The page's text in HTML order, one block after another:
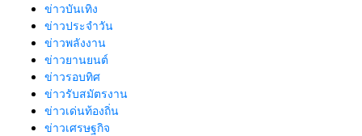
ข่าวบันเทิง
ข่าวประจำวัน
ข่าวพลังงาน
ข่าวยานยนต์
ข่าวรอบทิศ
ข่าวรับสมัตรงาน
ข่าวเด่นท้องถิ่น
ข่าวเศรษฐกิจ